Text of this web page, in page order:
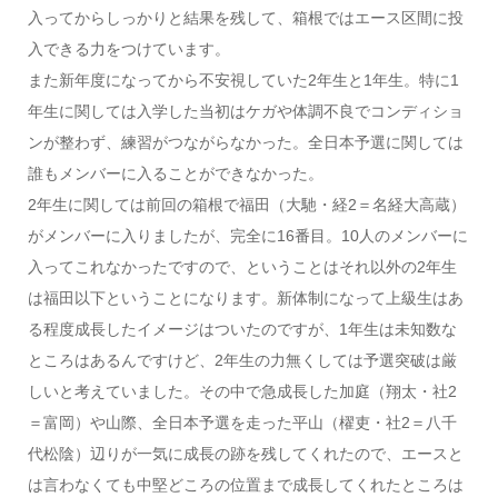
入ってからしっかりと結果を残して、箱根ではエース区間に投
入できる力をつけています。
また新年度になってから不安視していた2年生と1年生。特に1
年生に関しては入学した当初はケガや体調不良でコンディショ
ンが整わず、練習がつながらなかった。全日本予選に関しては
誰もメンバーに入ることができなかった。
2年生に関しては前回の箱根で福田（大馳・経2＝名経大高蔵）
がメンバーに入りましたが、完全に16番目。10人のメンバーに
入ってこれなかったですので、ということはそれ以外の2年生
は福田以下ということになります。新体制になって上級生はあ
る程度成長したイメージはついたのですが、1年生は未知数な
ところはあるんですけど、2年生の力無くしては予選突破は厳
しいと考えていました。その中で急成長した加庭（翔太・社2
＝富岡）や山際、全日本予選を走った平山（櫂吏・社2＝八千
代松陰）辺りが一気に成長の跡を残してくれたので、エースと
は言わなくても中堅どころの位置まで成長してくれたところは